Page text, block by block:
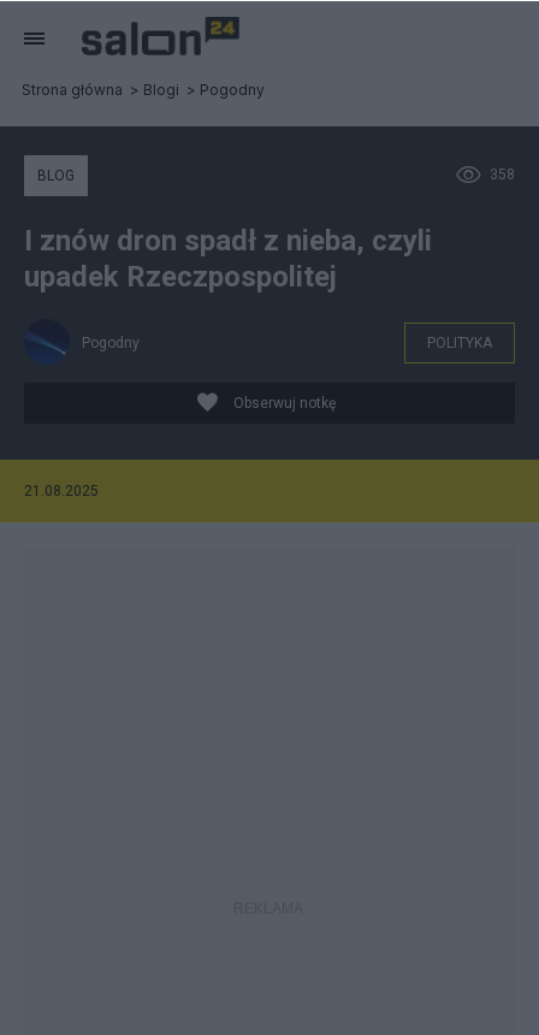
Strona główna Blogi Pogodny
358
BLOG
I znów dron spadł z nieba, czyli
upadek Rzeczpospolitej
Pogodny POLITYKA
Obserwuj notkę
21.08.2025